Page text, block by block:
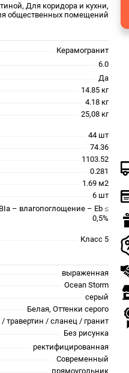
Для коридора и кухни,
общественных помещений
Керамогранит
6.0
Да
14.85 кг
4.18 кг
25,08 кг
44 шт
74.36
1103.52
0.281
1.69 м2
6 шт
– влагопоглощение – Eb ≤
0,5%
Класс 5
выраженная
Ocean Storm
серый
Белая, Оттенки серого
травертин / сланец / гранит
Без рисунка
ректифицированная
Современный
прямоугольник